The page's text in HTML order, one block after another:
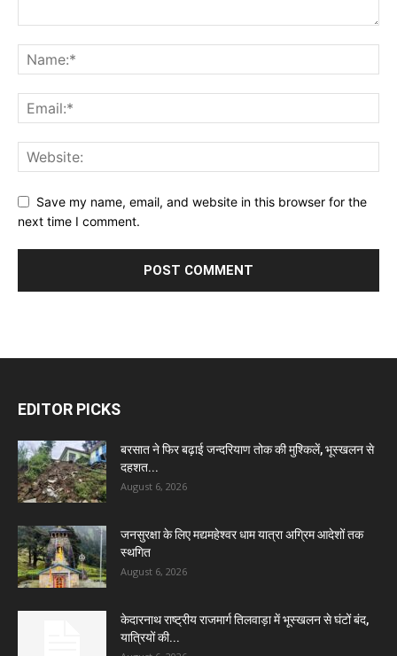
Save my name, email, and website in this browser for the
next time I comment.
EDITOR PICKS
बरसात ने फिर बढ़ाई जन्दरियाण तोक की मुश्किलें, भूस्खलन से
दहशत...
August 6, 2026
जनसुरक्षा के लिए मद्यमहेश्वर धाम यात्रा अग्रिम आदेशों तक
स्थगित
August 6, 2026
केदारनाथ राष्ट्रीय राजमार्ग तिलवाड़ा में भूस्खलन से घंटों बंद,
यात्रियों की...